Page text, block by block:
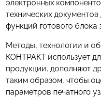
электронных
технических
функций готового
Методы, технологии и
КОНТРАКТ использует
продукции, дополняют
таким образом, чтобы
параметров печатного